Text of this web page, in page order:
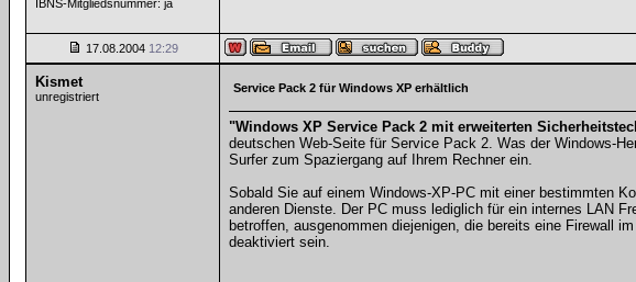
IBNS-Mitgliedsnummer: ja
17.08.2004 12:29
Kismet
unregistriert
Service Pack 2 für Windows XP erhältlich
"Windows XP Service Pack 2 mit erweiterten
deutschen Web-Seite für Service Pack 2. Was der Windows-
Surfer zum Spaziergang auf Ihrem Rechner ein.
Sobald Sie auf einem Windows-XP-PC mit einer bestimmten
anderen Dienste. Der PC muss lediglich für ein internes LAN
betroffen, ausgenommen diejenigen, die bereits eine Firewall
deaktiviert sein.